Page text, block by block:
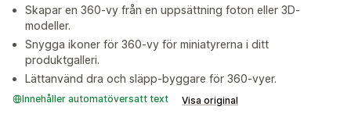
Skapar en 360-vy från en uppsättning foton eller 3D-
modeller.
Snygga ikoner för 360-vy för miniatyrerna i ditt
produktgalleri.
Lättanvänd dra och släpp-byggare för 360-vyer.
Innehåller automatöversatt text Visa original